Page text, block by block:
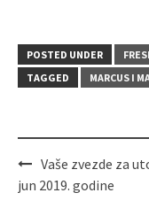
POSTED UNDER
TAGGED
MARCUS I
Vaše zvezde za
jun 2019. godine